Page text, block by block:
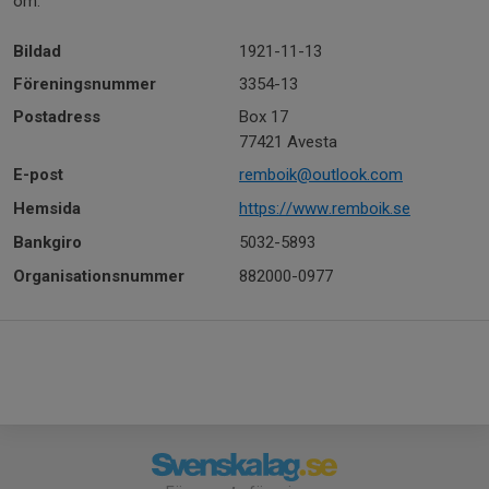
Bildad
1921-11-13
Föreningsnummer
3354-13
Postadress
Box 17
77421 Avesta
E-post
remboik@outlook.com
Hemsida
https://www.remboik.se
Bankgiro
5032-5893
Organisationsnummer
882000-0977